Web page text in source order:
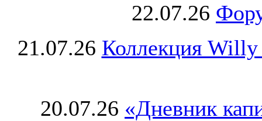
22.07.26
21.07.26 Коллекция Willy
20.07.26 «Дневник